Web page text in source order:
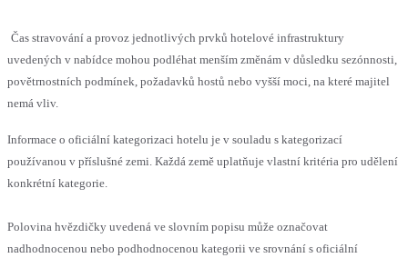
Čas stravování a provoz jednotlivých prvků hotelové infrastruktury
uvedených v nabídce mohou podléhat menším změnám v důsledku sezónnosti,
povětrnostních podmínek, požadavků hostů nebo vyšší moci, na které majitel
nemá vliv.
Informace o oficiální kategorizaci hotelu je v souladu s kategorizací
používanou v příslušné zemi. Každá země uplatňuje vlastní kritéria pro udělení
konkrétní kategorie.
Polovina hvězdičky uvedená ve slovním popisu může označovat
nadhodnocenou nebo podhodnocenou kategorii ve srovnání s oficiální